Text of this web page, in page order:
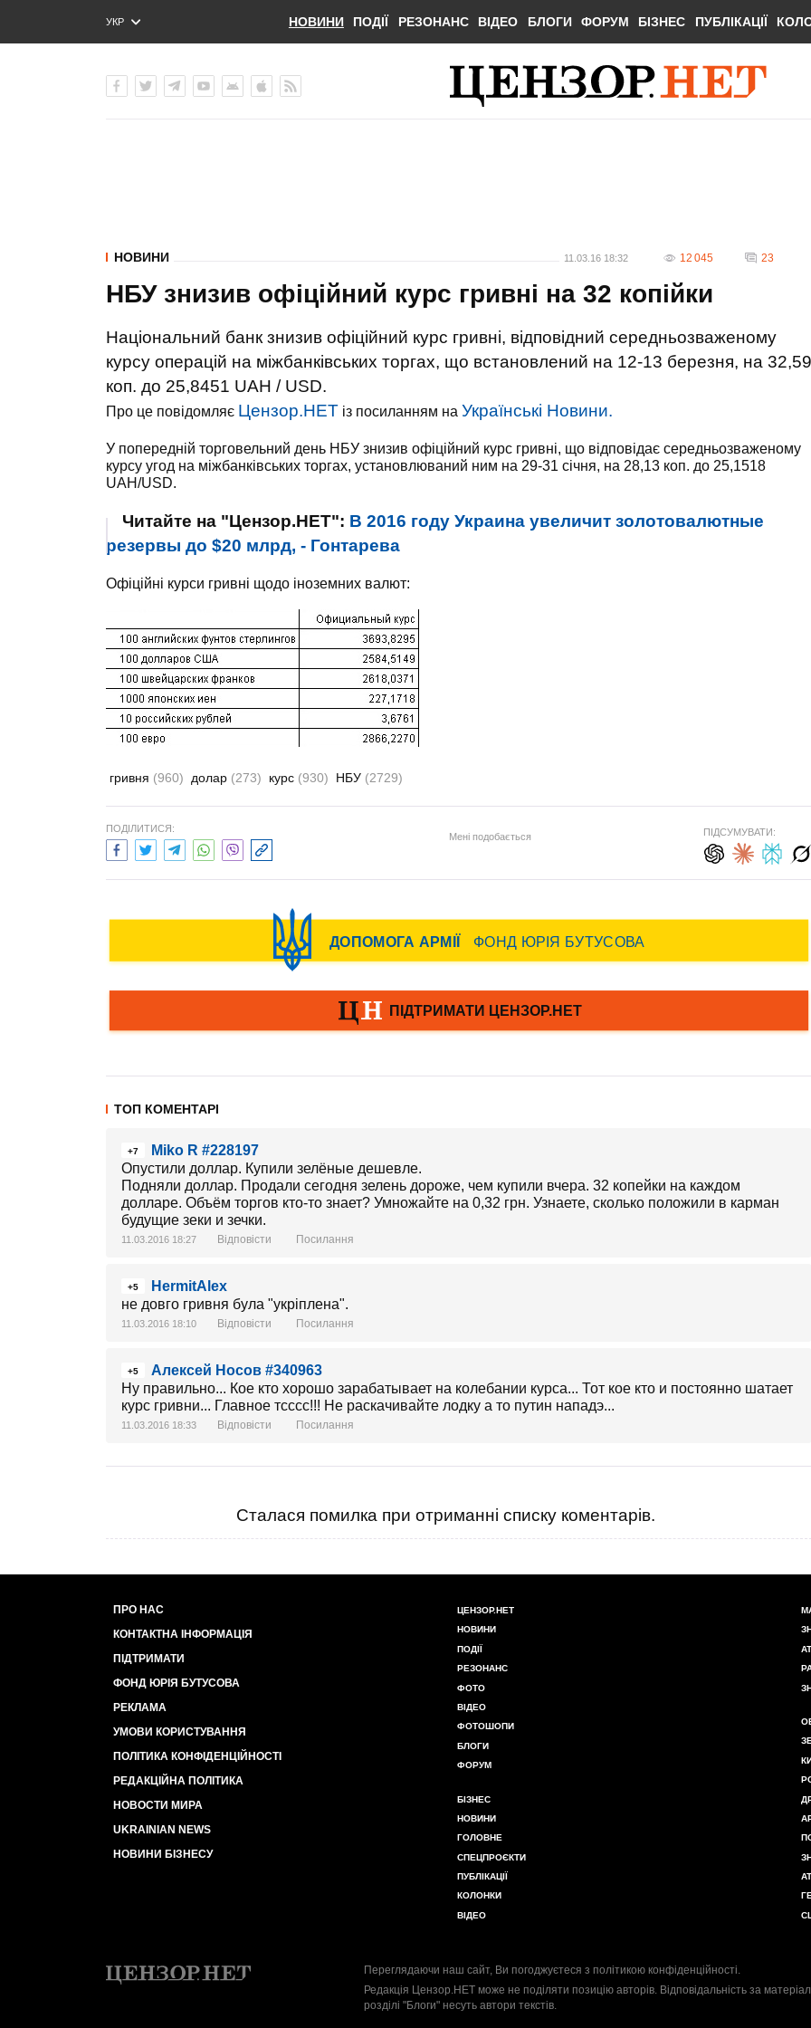
УКР
ENG
НОВИНИ ПОДІЇ РЕЗОНАНС ВІДЕО БЛОГИ ФОРУМ БІЗНЕС ПУБЛІКАЦІЇ
НОВИНИ 11.03.16 18:32 12 045 23
НБУ знизив офіційний курс гривні на 32 копійки
Національний банк знизив офіційний курс гривні, відповідний середньозваженому
курсу операцій на міжбанківських торгах, що встановлений на 12-13 березня, на 32,59
коп. до 25,8451 UAH / USD.
Про це повідомляє Цензор.НЕТ із посиланням на Українські Новини.
У попередній торговельний день НБУ знизив офіційний курс гривні, що відповідає середньозваженому
курсу угод на міжбанківських торгах, установлюваний ним на 29-31 січня, на 28,13 коп. до 25,1518
UAH/USD.
Читайте на "Цензор.НЕТ": В 2016 году Украина увеличит золотовалютные
резервы до $20 млрд, - Гонтарева
Офіційні курси гривні щодо іноземних валют:
гривня (960) долар (273) курс (930) НБУ (2729)
ПОДІЛИТИСЯ:
Мені подобається ПІДСУМУВАТИ:
ТОП КОМЕНТАРІ
+7
Miko R #228197
Опустили доллар. Купили зелёные дешевле.
Подняли доллар. Продали сегодня зелень дороже, чем купили вчера. 32 копейки на каждом
долларе. Объём торгов кто-то знает? Умножайте на 0,32 грн. Узнаете, сколько положили в карман
будущие зеки и зечки.
11.03.2016 18:27 Відповісти Посилання
+5
HermitAlex
не довго гривня була "укріплена".
11.03.2016 18:10 Відповісти Посилання
+5
Алексей Носов #340963
Ну правильно... Кое кто хорошо зарабатывает на колебании курса... Тот кое кто и постоянно шатает
курс гривни... Главное тсссс!!! Не раскачивайте лодку а то путин нападэ...
11.03.2016 18:33 Відповісти Посилання
Сталася помилка при отриманні списку коментарів.
ПРО НАС
КОНТАКТНА ІНФОРМАЦІЯ
ПІДТРИМАТИ
ФОНД ЮРІЯ БУТУСОВА
РЕКЛАМА
УМОВИ КОРИСТУВАННЯ
ПОЛІТИКА КОНФІДЕНЦІЙНОСТІ
РЕДАКЦІЙНА ПОЛІТИКА
НОВОСТИ МИРА
UKRAINIAN NEWS
НОВИНИ БІЗНЕСУ
ЦЕНЗОР.НЕТ
НОВИНИ
ПОДІЇ
РЕЗОНАНС
ФОТО
ВІДЕО
ФОТОШОПИ
БЛОГИ
ФОРУМ
БІЗНЕС
НОВИНИ
ГОЛОВНЕ
СПЕЦПРОЄКТИ
ПУБЛІКАЦІЇ
КОЛОНКИ
ВІДЕО
Переглядаючи наш сайт, Ви погоджуєтеся з політикою конфіденційності.
Редакція Цензор.НЕТ може не поділяти позицію авторів. Відповідальність за
розділі "Блоги" несуть автори текстів.